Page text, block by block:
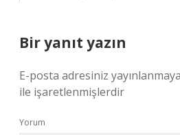
Bir yanıt yazın
E-posta adresiniz
ile işaretlenmişlerdir
Yorum